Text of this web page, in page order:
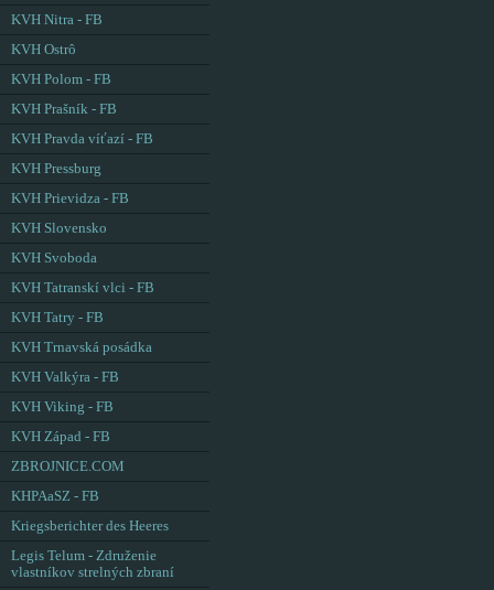
KVH Nitra - FB
KVH Ostrô
KVH Polom - FB
KVH Prašník - FB
KVH Pravda víťazí - FB
KVH Pressburg
KVH Prievidza - FB
KVH Slovensko
KVH Svoboda
KVH Tatranskí vlci - FB
KVH Tatry - FB
KVH Trnavská posádka
KVH Valkýra - FB
KVH Viking - FB
KVH Západ - FB
ZBROJNICE.COM
KHPAaSZ - FB
Kriegsberichter des Heeres
Legis Telum - Združenie
vlastníkov strelných zbraní